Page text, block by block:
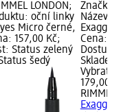
LONDON;
oční linky
Micro černé,
157,00 Kč;
Status zelený
šedý
Značka:
Název
Cena:
Vybrat
179,00
RIMMEL